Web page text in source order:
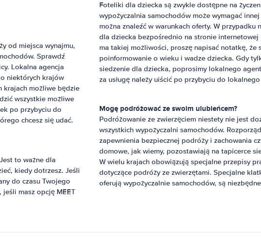
od miejsca wynajmu,
Sprawdź
Lokalna agencja
niektórych krajów
krajach możliwe będzie
wszystkie możliwe
po przybyciu do
chcesz się udać.
to ważne dla
kiedy dotrzesz. Jeśli
do czasu Twojego
masz opcję MEET
Foteliki dla dziecka są zwykle dostępne na
wypożyczalnia samochodów może wymagać
można znaleźć w warunkach oferty. W
dla dziecka bezpośrednio na stronie
ma takiej możliwości, proszę napisać notatkę,
poinformowanie o wieku i wadze dziecka. Gdy
siedzenie dla dziecka, poprosimy lokalnego
za usługę należy uiścić po przybyciu do
Mogę podróżować ze swoim ulubieńcem?
Podróżowanie ze zwierzęciem niestety nie jest
wszystkich wypożyczalni samochodów.
zapewnienia bezpiecznej podróży i zachowania
domowe, jak wiemy, pozostawiają na tapicerce
W wielu krajach obowiązują specjalne przepisy
dotyczące podróży ze zwierzętami. Specjalne
oferują wypożyczalnie samochodów, są